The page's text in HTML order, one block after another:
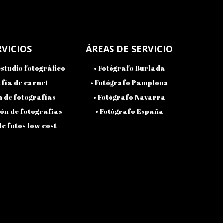
fotográfico
de carnet
de fotografías
de fotografías
fotos low cost
ÁREAS DE SERVICIO
• Fotógrafo Burlada
• Fotógrafo Pamplona
• Fotógrafo Navarra
• Fotógrafo España